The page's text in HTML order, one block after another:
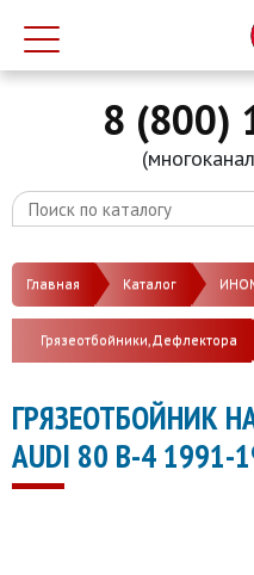
8 (800)
Главная Каталог
Грязеотбойники,Дефлектора
ГРЯЗЕОТБОЙНИК
AUDI 80 В-4 1991-